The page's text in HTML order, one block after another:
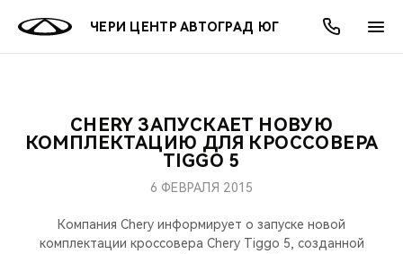
ЧЕРИ ЦЕНТР АВТОГРАД ЮГ
МОДЕЛИ
ПОКУПАТЕЛЯМ
КРЕДИТ И СТРАХОВАНИЕ
ВЛАДЕЛЬЦАМ
ЗАПЧАСТИ И АКСЕССУАРЫ
МИР CHERY
О БРЕНДЕ
АКЦИИ
ОНЛАЙН СЕРВИСЫ
КРЕДИТ
О КОМПАНИИ
МЫ В СОЦСЕТЯХ
CHERY ЗАПУСКАЕТ НОВУЮ
КОМПЛЕКТАЦИЮ ДЛЯ КРОССОВЕРА
TIGGO 5
6 ФЕВРАЛЯ 2015
Компания Chery информирует о запуске новой
комплектации кроссовера Chery Tiggo 5, созданной